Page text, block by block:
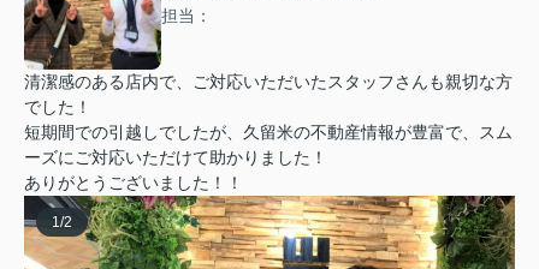
担当：
清潔感のある店内で、ご対応いただいたスタッフさんも親切な方
でした！
短期間での引越しでしたが、久留米の不動産情報が豊富で、スム
ーズにご対応いただけて助かりました！
ありがとうございました！！
1/2